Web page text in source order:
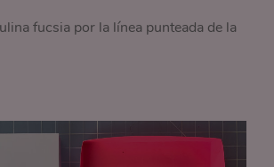
fucsia por la línea punteada de la